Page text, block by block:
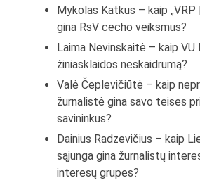
Mykolas Katkus – kaip „VRP
gina RsV cecho veiksmus?
Laima Nevinskaitė – kaip VU
žiniasklaidos neskaidrumą?
Valė Čeplevičiūtė – kaip
žurnalistė gina savo teises
savininkus?
Dainius Radzevičius – kaip
sąjunga gina žurnalistų
interesų grupes?